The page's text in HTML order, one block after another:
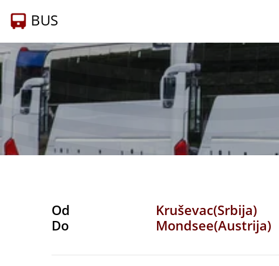
BUS
Od
Do
Kruševac(Srbija)
Mondsee(Austrija)